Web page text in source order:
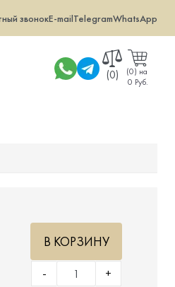
звонокE-mailTelegramWhatsApp
(0) (0) на
0 Руб.
+
-
В КОРЗИНУ